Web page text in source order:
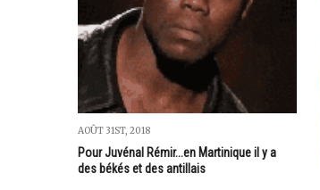
AOÛT 31ST, 2018
Pour Juvénal Rémir...en Martinique il y a
des békés et des antillais